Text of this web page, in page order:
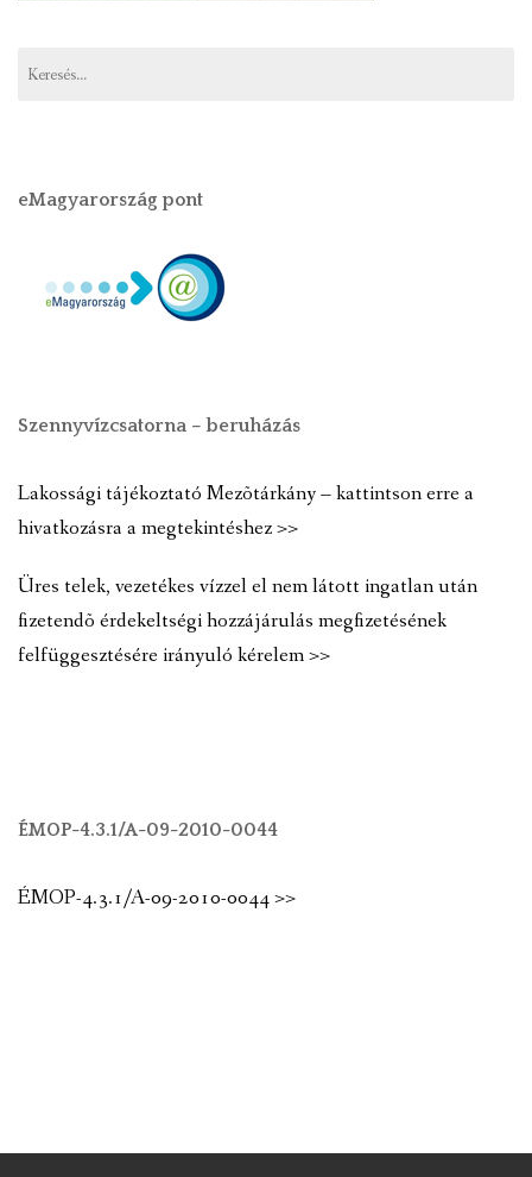
eMagyarország pont
Szennyvízcsatorna – beruházás
Lakossági tájékoztató Mezõtárkány – kattintson erre a
hivatkozásra a megtekintéshez >>
Üres telek, vezetékes vízzel el nem látott ingatlan után
fizetendõ érdekeltségi hozzájárulás megfizetésének
felfüggesztésére irányuló kérelem >>
ÉMOP-4.3.1/A-09-2010-0044
ÉMOP-4.3.1/A-09-2010-0044 >>